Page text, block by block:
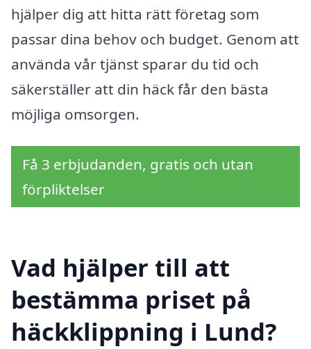
hjälper dig att hitta rätt företag som
passar dina behov och budget. Genom att
använda vår tjänst sparar du tid och
säkerställer att din häck får den bästa
möjliga omsorgen.
Få 3 erbjudanden, gratis och utan
förpliktelser
Vad hjälper till att
bestämma priset på
häckklippning i Lund?